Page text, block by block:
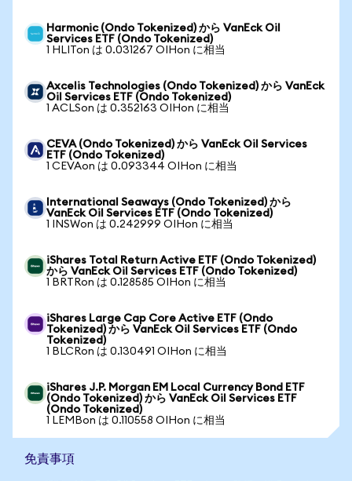
Harmonic (Ondo Tokenized) から VanEck Oil
Services ETF (Ondo Tokenized)
1 HLITon は 0.031267 OIHon に相当
Axcelis Technologies (Ondo Tokenized) から VanEck
Oil Services ETF (Ondo Tokenized)
1 ACLSon は 0.352163 OIHon に相当
CEVA (Ondo Tokenized) から VanEck Oil Services
ETF (Ondo Tokenized)
1 CEVAon は 0.093344 OIHon に相当
International Seaways (Ondo Tokenized) から
VanEck Oil Services ETF (Ondo Tokenized)
1 INSWon は 0.242999 OIHon に相当
iShares Total Return Active ETF (Ondo Tokenized)
から VanEck Oil Services ETF (Ondo Tokenized)
1 BRTRon は 0.128585 OIHon に相当
iShares Large Cap Core Active ETF (Ondo
Tokenized) から VanEck Oil Services ETF (Ondo
Tokenized)
1 BLCRon は 0.130491 OIHon に相当
iShares J.P. Morgan EM Local Currency Bond ETF
(Ondo Tokenized) から VanEck Oil Services ETF
(Ondo Tokenized)
1 LEMBon は 0.110558 OIHon に相当
免責事項